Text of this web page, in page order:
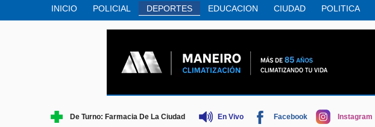
INICIO POLICIAL DEPORTES EDUCACION CIUDAD POLITICA
CULTURA
PERSONAS MAYORES CIENCIA MUNICIPIO COMERCIO
De Turno: Farmacia De La Ciudad En Vivo Facebook Instagram